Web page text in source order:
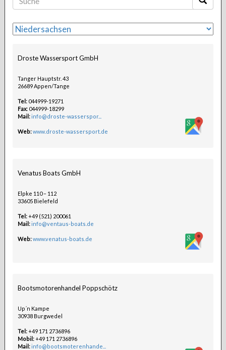
Droste Wassersport GmbH
Tanger Hauptstr. 43
26689 Appen/Tange
Tel:044999-19271
Fax:044999-18299
Mail:info@droste-wasserspor...
Web:www.droste-wassersport.de
Venatus Boats GmbH
Elpke 110 – 112
33605 Bielefeld
Tel:+49 (521) 200061
Mail:info@ventaus-boats.de
Web:www.venatus-boats.de
Bootsmotorenhandel Poppschötz
Up´n Kampe
30938 Burgwedel
Tel:+49 171 2736896
Mobil:+49 171 2736896
Mail:info@bootsmoterenhande...